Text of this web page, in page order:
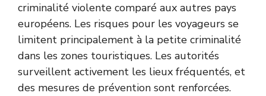
criminalité violente comparé aux autres pays
européens. Les risques pour les voyageurs se
limitent principalement à la petite criminalité
dans les zones touristiques. Les autorités
surveillent activement les lieux fréquentés, et
des mesures de prévention sont renforcées.